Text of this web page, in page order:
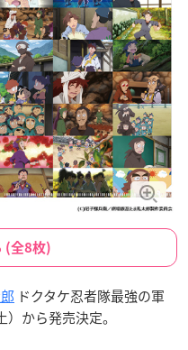
(全8枚)
ドクタケ忍者隊最強の軍
から発売決定。